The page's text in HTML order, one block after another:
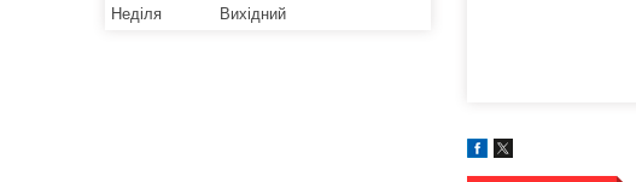
Неділя
Вихідний